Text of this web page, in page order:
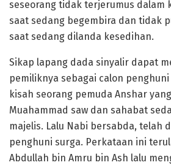
seseorang tidak terjerumus dalam
saat sedang begembira dan tidak
saat sedang dilanda kesedihan.
Sikap lapang dada sinyalir dapat
pemiliknya sebagai calon
kisah seorang pemuda Anshar
Muahammad saw dan sahabat
majelis. Lalu Nabi bersabda, telah
penghuni surga. Perkataan ini
Abdullah bin Amru bin Ash lalu